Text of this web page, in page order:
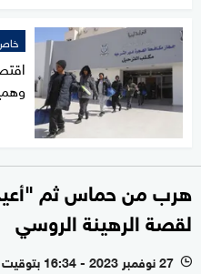
خاص
هرب من حماس ثم
لقصة الرهينة الروسي
l 27 نوفمبر 2023 - 16:34 بتوقيت أبوظبي